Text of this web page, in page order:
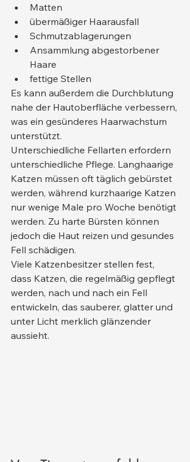
Matten
übermäßiger Haarausfall
Schmutzablagerungen
Ansammlung abgestorbener
Haare
fettige Stellen
Es kann außerdem die Durchblutung
nahe der Hautoberfläche verbessern,
was ein gesünderes Haarwachstum
unterstützt.
Unterschiedliche Fellarten erfordern
unterschiedliche Pflege. Langhaarige
Katzen müssen oft täglich gebürstet
werden, während kurzhaarige Katzen
nur wenige Male pro Woche benötigt
werden. Zu harte Bürsten können
jedoch die Haut reizen und gesundes
Fell schädigen.
Viele Katzenbesitzer stellen fest,
dass Katzen, die regelmäßig gepflegt
werden, nach und nach ein Fell
entwickeln, das sauberer, glatter und
unter Licht merklich glänzender
aussieht.